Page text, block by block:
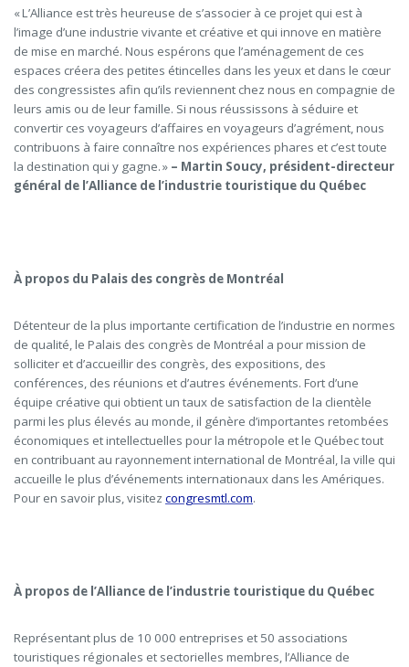
« L’Alliance est très heureuse de s’associer à ce projet qui est à
l’image d’une industrie vivante et créative et qui innove en matière
de mise en marché. Nous espérons que l’aménagement de ces
espaces créera des petites étincelles dans les yeux et dans le cœur
des congressistes afin qu’ils reviennent chez nous en compagnie de
leurs amis ou de leur famille. Si nous réussissons à séduire et
convertir ces voyageurs d’affaires en voyageurs d’agrément, nous
contribuons à faire connaître nos expériences phares et c’est toute
la destination qui y gagne.» – Martin Soucy, président-directeur
général de l’Alliance de l’industrie touristique du Québec
À propos du Palais des congrès de Montréal
Détenteur de la plus importante certification de l’industrie en normes
de qualité, le Palais des congrès de Montréal a pour mission de
solliciter et d’accueillir des congrès, des expositions, des
conférences, des réunions et d’autres événements. Fort d’une
équipe créative qui obtient un taux de satisfaction de la clientèle
parmi les plus élevés au monde, il génère d’importantes retombées
économiques et intellectuelles pour la métropole et le Québec tout
en contribuant au rayonnement international de Montréal, la ville qui
accueille le plus d’événements internationaux dans les Amériques.
Pour en savoir plus, visitez congresmtl.com.
À propos de l’Alliance de l’industrie touristique du Québec
Représentant plus de 10 000 entreprises et 50 associations
touristiques régionales et sectorielles membres, l’Alliance de